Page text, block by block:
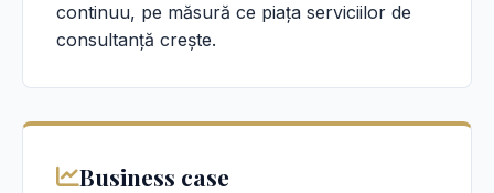
continuu, pe măsură ce piața serviciilor de
consultanță crește.
Business case